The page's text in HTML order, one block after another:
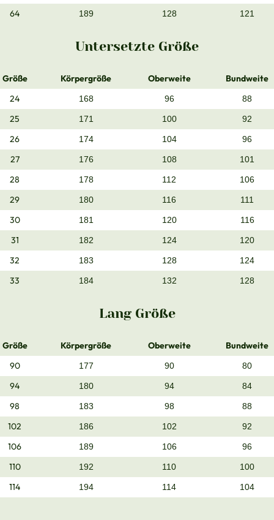
64 189 128 121
Untersetzte Größe
Größe Körpergröße Oberweite
Bundweite
24
168 96 88
25 171 100 92
26 174 104 96
27 176 108 101
28 178 112 106
29 180 116 111
30 181 120 116
31 182 124 120
32 183 128 124
33 184 132 128
Lang Größe
Größe Körpergröße Oberweite
Bundweite
90
177 90 80
94 180 94 84
98 183 98 88
102 186 102 92
106 189 106 96
110 192 110 100
114 194 114 104